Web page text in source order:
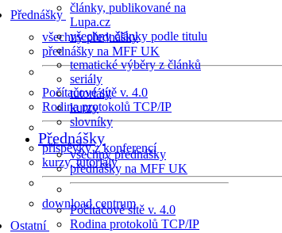
Přednášky
všechny přednášky
přednášky na MFF UK
Počítačové sítě v. 4.0
Rodina protokolů TCP/IP
příspěvky z konferencí
kurzy, tutoriály
download centrum
Ostatní
články, publikované na
Lupa.cz
všechny články podle titulu
tematické výběry z článků
seriály
tutoriály
kurzy
slovníky
Přednášky
všechny přednášky
přednášky na MFF UK
Počítačové sítě v. 4.0
Rodina protokolů TCP/IP